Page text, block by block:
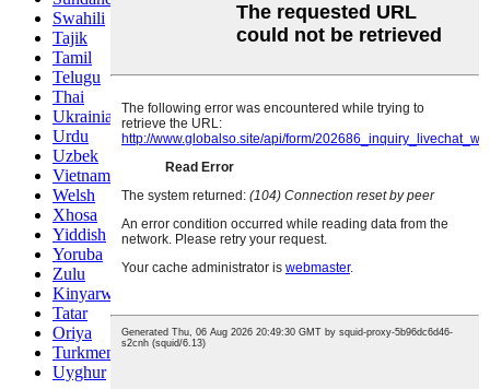
Swahili
Tajik
Tamil
Telugu
Thai
Ukrainian
Urdu
Uzbek
Vietnamese
Welsh
Xhosa
Yiddish
Yoruba
Zulu
Kinyarwanda
Tatar
Oriya
Turkmen
Uyghur